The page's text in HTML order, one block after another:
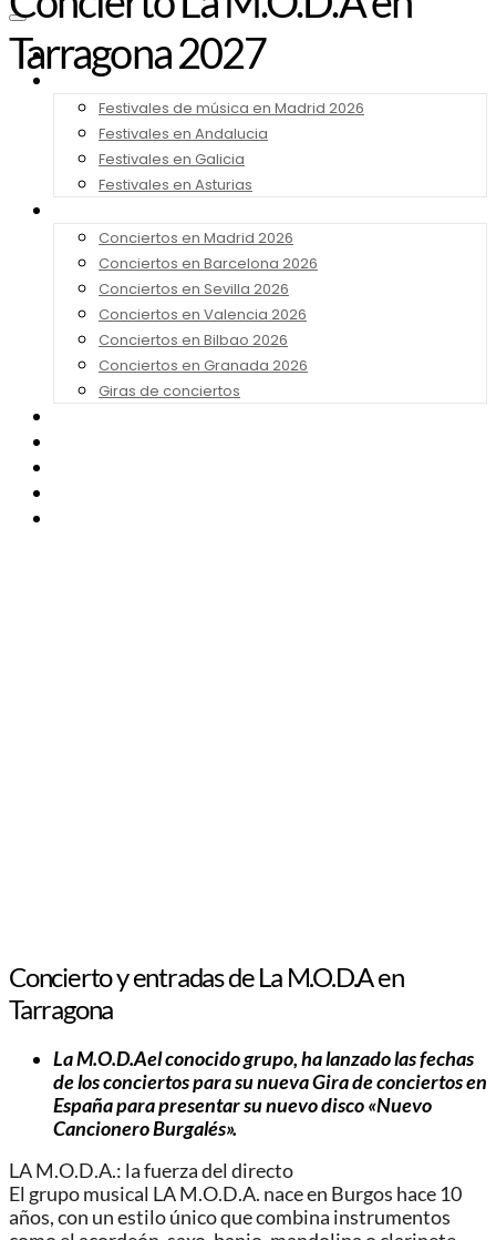
Noticias
Festivales 2026
Festivales de música en Madrid 2026
Festivales en Andalucia
Festivales en Galicia
Festivales en Asturias
Conciertos en Madrid 2026
Conciertos en Barcelona 2026
Conciertos en Sevilla 2026
Conciertos en Valencia 2026
Conciertos en Bilbao 2026
Conciertos en Granada 2026
Giras de conciertos
Tarragona 2027
Concierto y entradas de La M.O.D.A en
Tarragona
La M.O.D.Ael conocido grupo, ha lanzado las fechas
de los conciertos para su nueva Gira de conciertos en
España para presentar su nuevo disco «Nuevo
Cancionero Burgalés».
LA M.O.D.A.: la fuerza del directo
El grupo musical LA M.O.D.A. nace en Burgos hace 10
años, con un estilo único que combina instrumentos